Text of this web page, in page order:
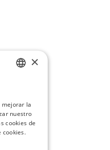
×
mejorar la
nuestro
cookies de
cookies.